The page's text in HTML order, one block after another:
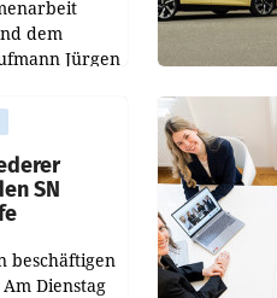
dem
Jürgen
SN
beschäftigen
Dienstag